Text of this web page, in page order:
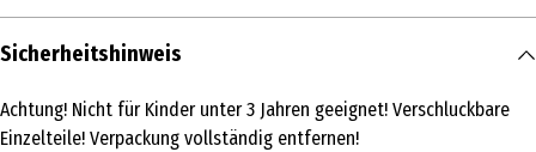
Inhalt
Produkttyp
Sicherheitshinweis
Achtung! Nicht für Kinder unter 3 Jahren geeignet! Verschluckbare
Einzelteile! Verpackung vollständig entfernen!